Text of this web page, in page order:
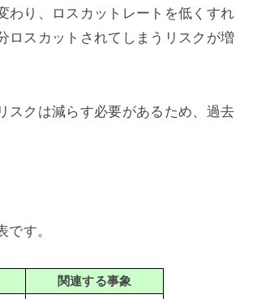
わり、ロスカットレートを低くすれ
ロスカットされてしまうリスクが増
スクは減らす必要があるため、過去
す。
関連する事象